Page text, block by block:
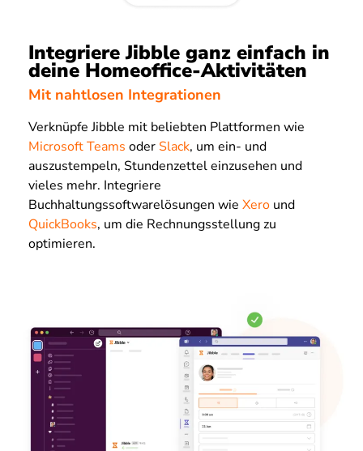
Integriere Jibble ganz einfach in
deine Homeoffice-Aktivitäten
Mit nahtlosen Integrationen
Verknüpfe Jibble mit beliebten Plattformen wie
Microsoft Teams oder Slack, um ein- und
auszustempeln, Stundenzettel einzusehen und
vieles mehr. Integriere
Buchhaltungssoftwarelösungen wie Xero und
QuickBooks, um die Rechnungsstellung zu
optimieren.